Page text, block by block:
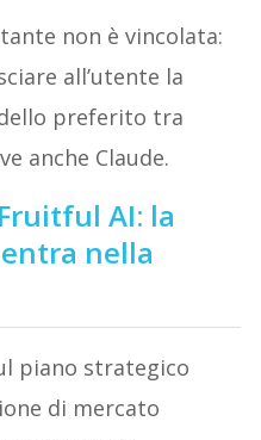
non è vincolata:
all’utente la
preferito tra
anche Claude.
AI: la
nella
piano strategico
di mercato